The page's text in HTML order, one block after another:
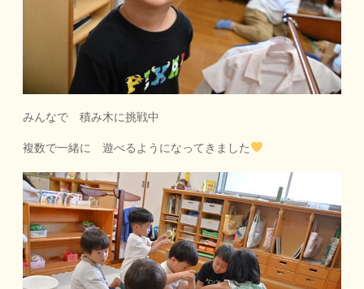
みんなで 積み木に挑戦中
複数で一緒に 遊べるようになってきました